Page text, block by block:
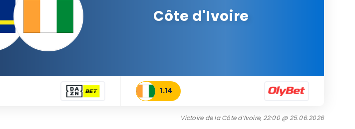
Côte d'Ivoire
1.14
Victoire de la Côte d’Ivoire, 22:00 @ 25.06.2026